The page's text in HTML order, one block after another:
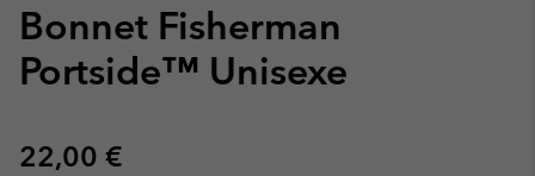
Bonnet Fisherman
Portside™ Unisexe
Regular price:
22,00 €